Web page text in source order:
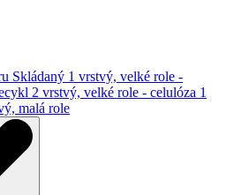
Skládaný 1 vrstvý, velké role -
2 vrstvý, velké role - celulóza 1
malá role